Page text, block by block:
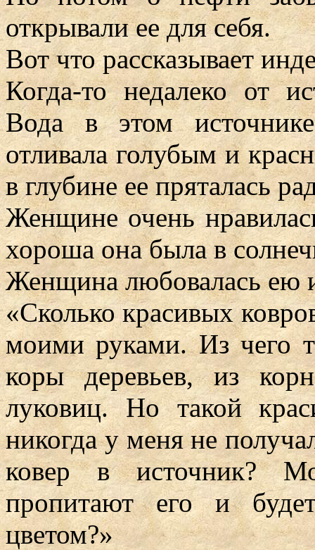
открывали ее для себя.
Вот что рассказывает
Когда-то недалеко от
Вода в этом
отливала голубым и
в глубине ее пряталась
Женщине очень
хороша она была в
Женщина любовалась ею
«Сколько красивых
моими руками. Из чего
коры деревьев, из
луковиц. Но такой
никогда у меня не
ковер в источник?
пропитают его и
цветом?»